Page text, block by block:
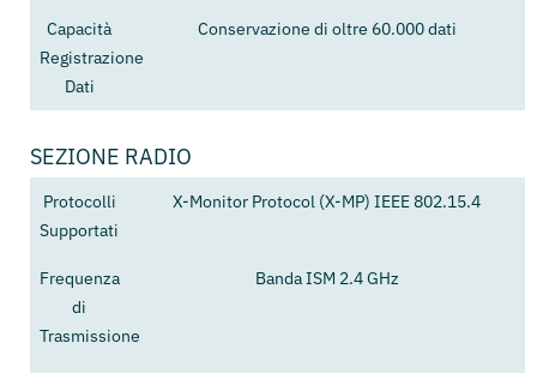
Capacità
Registrazione
Dati
Conservazione di oltre 60.000 dati
SEZIONE RADIO
Protocolli
Supportati
X-Monitor Protocol (X-MP) IEEE 802.15.4
Frequenza
di
Trasmissione
Banda ISM 2.4 GHz